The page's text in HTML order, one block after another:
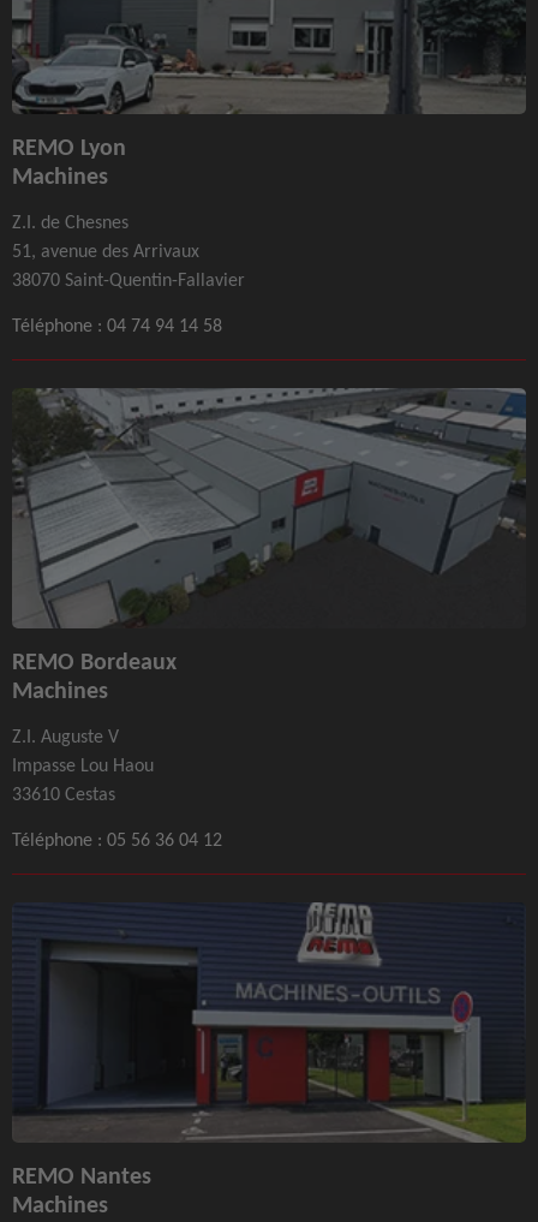
REMO Lyon
Machines
Z.I. de Chesnes
51, avenue des Arrivaux
38070 Saint-Quentin-Fallavier
Téléphone : 04 74 94 14 58
REMO Bordeaux
Machines
Z.I. Auguste V
Impasse Lou Haou
33610 Cestas
Téléphone : 05 56 36 04 12
REMO Nantes
Machines